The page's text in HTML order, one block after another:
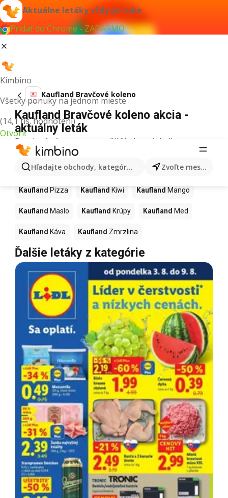
Aktuálne letáky vždy po ruke
Pridať do Chrome - ZADARMO
Kimbino
Všetky ponuky na jednom mieste
(14,1 tis. hodnotení)
Otvoriť
Hľadajte obchody, kategórie, produkty... Zvoľte mesto
Kaufland Bravčové koleno
Kaufland Bravčové koleno akcia -
aktuálny leták
Pre daný výraz sme nenašli žiadne výsledky.
Ďalšie produkty v obchodoch
Kaufland
Kaufland Pizza Kaufland Kiwi Kaufland Mango
Kaufland Maslo Kaufland Krúpy Kaufland Med
Kaufland Káva Kaufland Zmrzlina
Ďalšie letáky z kategórie